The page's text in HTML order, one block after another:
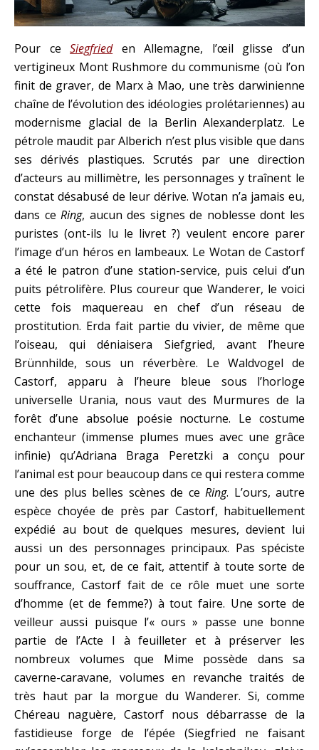
Pour ceSiegfrieden Allemagne, l’œil glisse d’un
vertigineux Mont Rushmore du communisme (où l’on
finit de graver, de Marx à Mao, une très darwinienne
chaîne de l’évolution des idéologies prolétariennes) au
modernisme glacial de la Berlin Alexanderplatz. Le
pétrole maudit par Alberich n’est plus visible que dans
ses dérivés plastiques. Scrutés par une direction
d’acteurs au millimètre, les personnages y traînent le
constat désabusé de leur dérive. Wotan n’a jamais eu,
dans ceRing, aucun des signes de noblesse dont les
puristes (ont-ils lu le livret ?) veulent encore parer
l’image d’un héros en lambeaux. Le Wotan de Castorf
a été le patron d’une station-service, puis celui d’un
puits pétrolifère. Plus coureur que Wanderer, le voici
cette fois maquereau en chef d’un réseau de
prostitution. Erda fait partie du vivier, de même que
l’oiseau, qui déniaisera Siefgried, avant l’heure
Brünnhilde, sous un réverbère. Le Waldvogel de
Castorf, apparu à l’heure bleue sous l’horloge
universelle Urania, nous vaut des Murmures de la
forêt d’une absolue poésie nocturne. Le costume
enchanteur (immense plumes mues avec une grâce
infinie) qu’Adriana Braga Peretzki a conçu pour
l’animal est pour beaucoup dans ce qui restera comme
une des plus belles scènes de ceRing. L’ours, autre
espèce choyée de près par Castorf, habituellement
expédié au bout de quelques mesures, devient lui
aussi un des personnages principaux. Pas spéciste
pour un sou, et, de ce fait, attentif à toute sorte de
souffrance, Castorf fait de ce rôle muet une sorte
d’homme (et de femme?) à tout faire. Une sorte de
veilleur aussi puisque l’« ours » passe une bonne
partie de l’Acte I à feuilleter et à préserver les
nombreux volumes que Mime possède dans sa
caverne-caravane, volumes en revanche traités de
très haut par la morgue du Wanderer. Si, comme
Chéreau naguère, Castorf nous débarrasse de la
fastidieuse forge de l’épée (Siegfried ne faisant